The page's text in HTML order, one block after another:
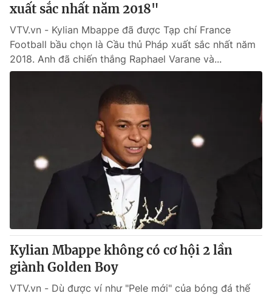
xuất sắc nhất năm 2018"
VTV.vn - Kylian Mbappe đã được Tạp chí France
Football bầu chọn là Cầu thủ Pháp xuất sắc nhất năm
2018. Anh đã chiến thắng Raphael Varane và...
Kylian Mbappe không có cơ hội 2 lần
giành Golden Boy
VTV.vn - Dù được ví như "Pele mới" của bóng đá thế